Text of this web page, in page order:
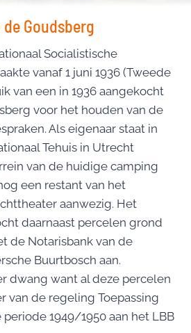
Goudsberg
Socialistische
vanaf 1 juni 1936 (Tweede
van een in 1936 aangekocht
voor het houden van de
Als eigenaar staat in
Tehuis in Utrecht
van de huidige camping
een restant van het
aanwezig. Het
daarnaast percelen grond
de Notarisbank van de
Buurtbosch aan.
dwang want al deze percelen
van de regeling Toepassing
1949/1950 aan het LBB